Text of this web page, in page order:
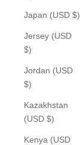
Japan (USD $)
Jersey (USD
$)
Jordan (USD
$)
Kazakhstan
(USD $)
Kenya (USD